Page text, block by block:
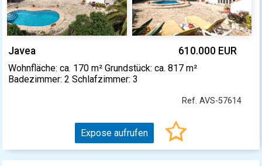
Javea 610.000 EUR
Wohnfläche: ca. 170 m² Grundstück: ca. 817 m²
Badezimmer: 2 Schlafzimmer: 3
Ref. AVS-57614
Expose aufrufen